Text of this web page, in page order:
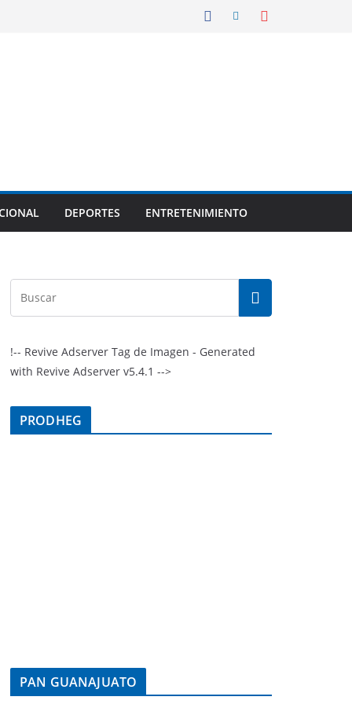
DEPORTES ENTRETENIMIENTO
!-- Revive Adserver Tag de Imagen - Generated
with Revive Adserver v5.4.1 -->
PRODHEG
PAN GUANAJUATO